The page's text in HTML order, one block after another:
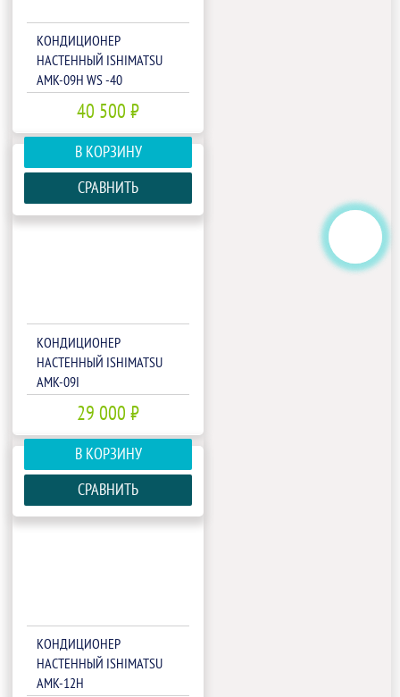
КОНДИЦИОНЕР
НАСТЕННЫЙ ISHIMATSU
AMK-09H WS -40
40 500 ₽
В КОРЗИНУ
СРАВНИТЬ
КОНДИЦИОНЕР
НАСТЕННЫЙ ISHIMATSU
AMK-09I
29 000 ₽
В КОРЗИНУ
СРАВНИТЬ
КОНДИЦИОНЕР
НАСТЕННЫЙ ISHIMATSU
AMK-12H